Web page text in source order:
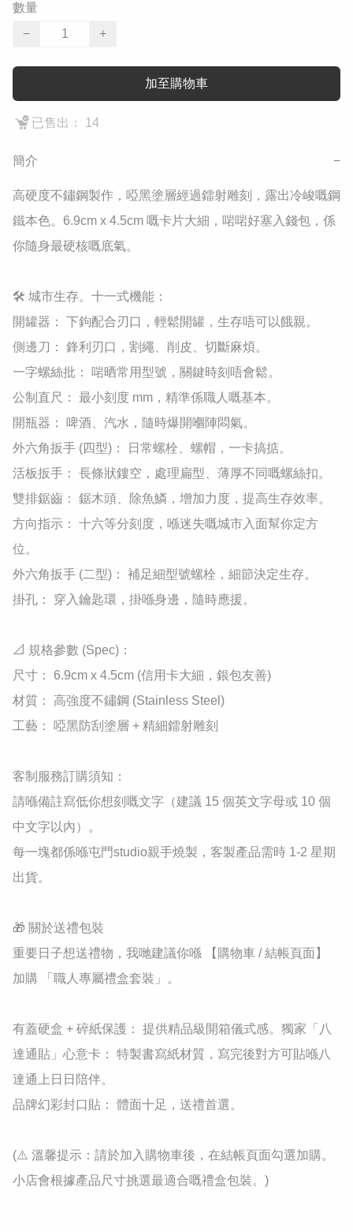
數量
−
+
加至購物車
已售出： 14
簡介 −
高硬度不鏽鋼製作，啞黑塗層經過鐳射雕刻，露出冷峻嘅鋼
鐵本色。6.9cm x 4.5cm 嘅卡片大細，啱啱好塞入錢包，係
你隨身最硬核嘅底氣。
​🛠️ 城市生存。十一式機能：
​開罐器： 下鉤配合刃口，輕鬆開罐，生存唔可以餓親。
​側邊刀： 鋒利刃口，割繩、削皮、切斷麻煩。
​一字螺絲批： 啱晒常用型號，關鍵時刻唔會鬆。
​公制直尺： 最小刻度 mm，精準係職人嘅基本。
​開瓶器： 啤酒、汽水，隨時爆開嗰陣悶氣。
​外六角扳手 (四型)： 日常螺栓、螺帽，一卡搞掂。
​活板扳手： 長條狀鏤空，處理扁型、薄厚不同嘅螺絲扣。
​雙排鋸齒： 鋸木頭、除魚鱗，增加力度，提高生存效率。
​方向指示： 十六等分刻度，喺迷失嘅城市入面幫你定方
位。
​外六角扳手 (二型)： 補足細型號螺栓，細節決定生存。
​掛孔： 穿入鑰匙環，掛喺身邊，隨時應援。
​📐 規格參數 (Spec)：
​尺寸： 6.9cm x 4.5cm (信用卡大細，銀包友善)
​材質： 高強度不鏽鋼 (Stainless Steel)
​工藝： 啞黑防刮塗層 + 精細鐳射雕刻
客制服務訂購須知：
​請喺備註寫低你想刻嘅文字（建議 15 個英文字母或 10 個
中文字以內）。
​每一塊都係喺屯門studio親手燒製，客製產品需時 1-2 星期
出貨。
🎁 關於送禮包裝
重要日子想送禮物，我哋建議你喺 【購物車 / 結帳頁面】
加購 「職人專屬禮盒套裝」。
有蓋硬盒 + 碎紙保護： 提供精品級開箱儀式感。獨家「八
達通貼」心意卡： 特製書寫紙材質，寫完後對方可貼喺八
達通上日日陪伴。
品牌幻彩封口貼： 體面十足，送禮首選。
(⚠️ 溫馨提示：請於加入購物車後，在結帳頁面勾選加購。
小店會根據產品尺寸挑選最適合嘅禮盒包裝。)